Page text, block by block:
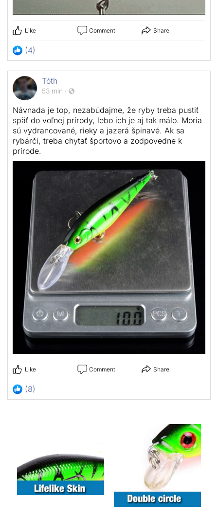
Like Comment Share
(4)
Tóth
53 min ·
Návnada je top, nezabúdajme, že ryby treba pustiť
späť do voľnej prírody, lebo ich je aj tak málo. Moria
sú vydrancované, rieky a jazerá špinavé. Ak sa
rybárči, treba chytať športovo a zodpovedne k
prírode.
Like Comment Share
(8)